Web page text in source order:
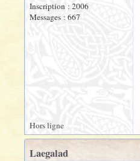
Inscription : 2006
Messages : 667
Hors ligne
Laegalad